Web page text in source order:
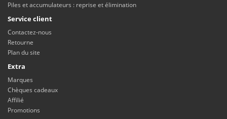
Piles et accumulateurs : reprise et élimination
Service client
Contactez-nous
Retourne
Plan du site
Extra
Marques
Chèques cadeaux
Affilié
Promotions